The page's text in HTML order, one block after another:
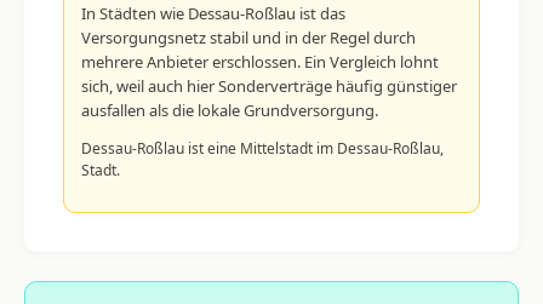
In Städten wie Dessau-Roßlau ist das
Versorgungsnetz stabil und in der Regel durch
mehrere Anbieter erschlossen. Ein Vergleich lohnt
sich, weil auch hier Sonderverträge häufig günstiger
ausfallen als die lokale Grundversorgung.
Dessau-Roßlau ist eine Mittelstadt im Dessau-Roßlau,
Stadt.